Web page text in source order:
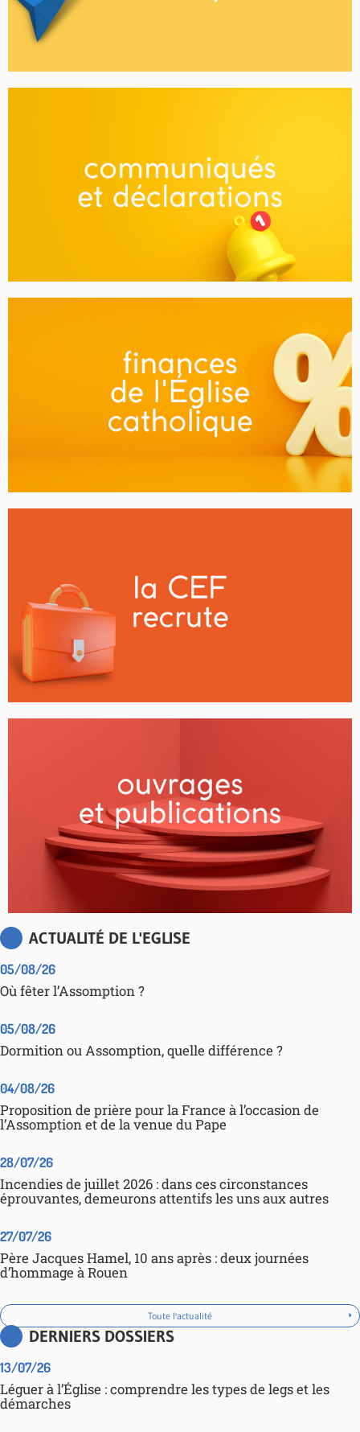
ACTUALITÉ DE L'EGLISE
05/08/26
Où fêter l’Assomption ?
05/08/26
Dormition ou Assomption, quelle différence ?
04/08/26
Proposition de prière pour la France à l’occasion de
l’Assomption et de la venue du Pape
28/07/26
Incendies de juillet 2026 : dans ces circonstances
éprouvantes, demeurons attentifs les uns aux autres
27/07/26
Père Jacques Hamel, 10 ans après : deux journées
d’hommage à Rouen
Toute l'actualité
DERNIERS DOSSIERS
13/07/26
Léguer à l’Église : comprendre les types de legs et les
démarches